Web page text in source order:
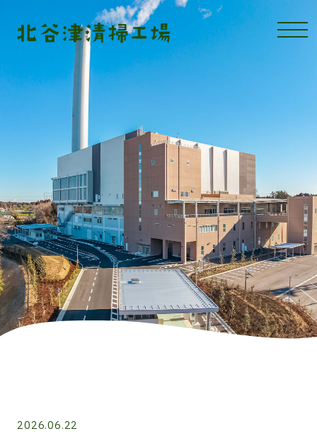
2026.06.22